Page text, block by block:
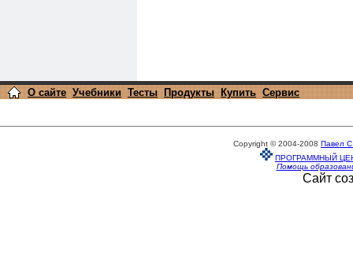
О сайте Учебники Тесты Продукты Купить Сервис
Copyright © 2004-2008 Павел
ПРОГРАММНЫЙ
Помощь
Сайт